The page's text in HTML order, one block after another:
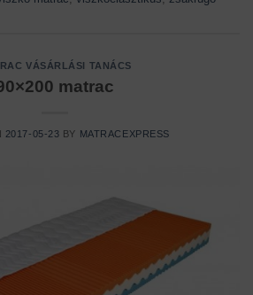
VÁSÁRLÁSI TANÁCS
matrac
2017-05-23 BY MATRACEXPRESS